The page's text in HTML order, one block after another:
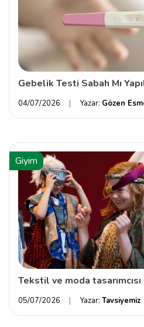
Gebelik Testi Sabah Mı
04/07/2026 Yazar: Gözen
Giyim
Tekstil ve moda
05/07/2026 Yazar: Tavsiyemiz